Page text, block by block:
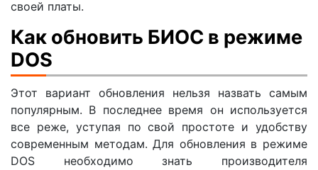
своей платы.
Как обновить БИОС в режиме
DOS
Этот вариант обновления нельзя назвать самым
популярным. В последнее время он используется
все реже, уступая по свой простоте и удобству
современным методам. Для обновления в режиме
DOS необходимо знать производителя